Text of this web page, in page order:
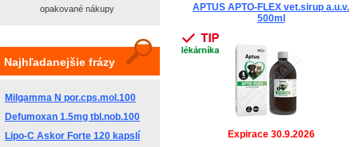
APTUS APTO-FLEX vet.sirup a.u.v.
500ml
Expirace 30.9.2026
opakované nákupy
Najhľadanejšie frázy
Milgamma N por.cps.mol.100
Defumoxan 1.5mg tbl.nob.100
Lipo-C Askor Forte 120 kapslí